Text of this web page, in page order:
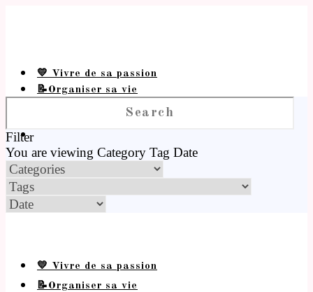
💛 Vivre de sa passion
📝Organiser sa vie
Filter
You are viewing Category Tag Date
💛 Vivre de sa passion
📝Organiser sa vie